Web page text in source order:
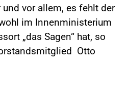
vor allem, es fehlt der
im Innenministerium
„das Sagen“ hat, so
Otto